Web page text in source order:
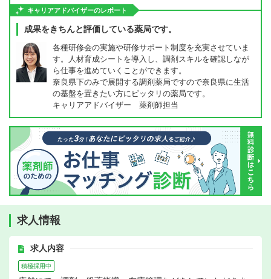
キャリアアドバイザーのレポート
成果をきちんと評価している薬局です。
各種研修会の実施や研修サポート制度を充実させていま
す。人材育成シートを導入し、調剤スキルを確認しなが
ら仕事を進めていくことができます。
奈良県下のみで展開する調剤薬局ですので奈良県に生活
の基盤を置きたい方にピッタリの薬局です。
キャリアアドバイザー 薬剤師担当
求人情報
求人内容
積極採用中